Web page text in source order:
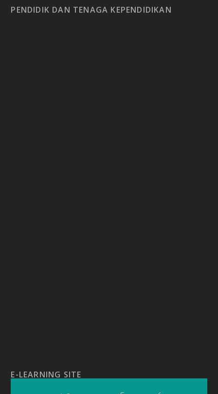
PENDIDIK DAN TENAGA KEPENDIDIKAN
E-LEARNING SITE